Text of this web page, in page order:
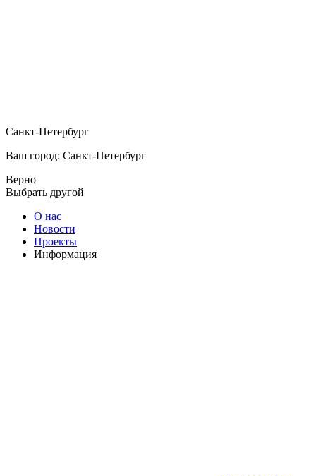
Санкт-Петербург
Ваш город: Санкт-Петербург
Верно
Выбрать другой
О нас
Новости
Проекты
Информация